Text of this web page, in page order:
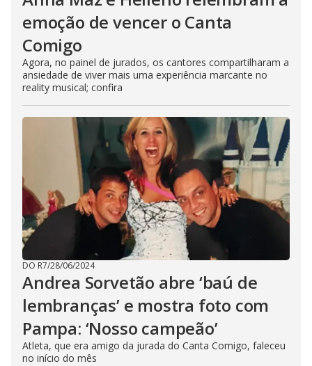
emoção de vencer o Canta
Comigo
Agora, no painel de jurados, os cantores compartilharam a
ansiedade de viver mais uma experiência marcante no
reality musical; confira
DO R7/28/06/2024
Andrea Sorvetão abre ‘baú de
lembranças’ e mostra foto com
Pampa: ‘Nosso campeão’
Atleta, que era amigo da jurada do Canta Comigo, faleceu
no início do mês